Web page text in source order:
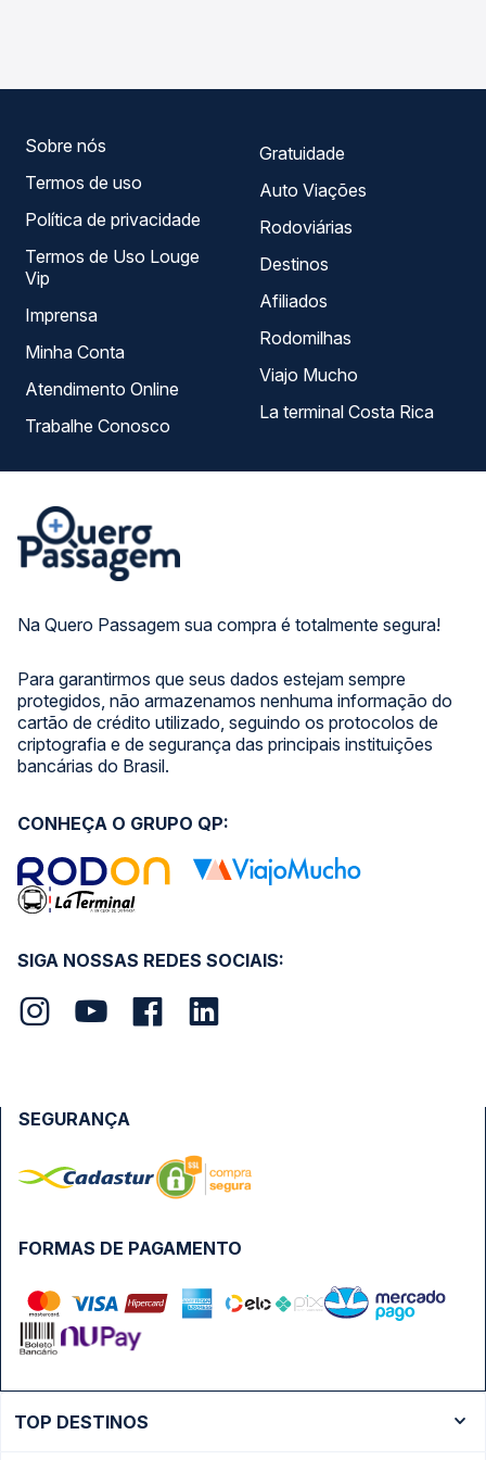
Na Quero Passagem sua compra é totalmente segura!
Para garantirmos que seus dados estejam sempre
protegidos, não armazenamos nenhuma informação do
cartão de crédito utilizado, seguindo os protocolos de
criptografia e de segurança das principais instituições
bancárias do Brasil.
Sobre nós
Termos de uso
Política de privacidade
Termos de Uso Louge
Vip
Imprensa
Minha Conta
Atendimento Online
Trabalhe Conosco
Gratuidade
Auto Viações
Rodoviárias
Destinos
Afiliados
Rodomilhas
Viajo Mucho
La terminal Costa Rica
SIGA NOSSAS REDES SOCIAIS:
CONHEÇA O GRUPO QP:
FORMAS DE PAGAMENTO
SEGURANÇA
TOP DESTINOS